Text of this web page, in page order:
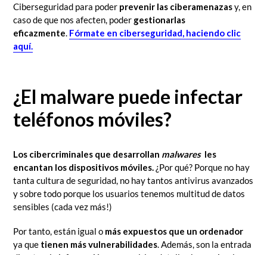
Ciberseguridad para poder prevenir las ciberamenazasy, en
caso de que nos afecten, poder gestionarlas
eficazmente. Fórmate en ciberseguridad, haciendo clic
aquí.
¿El malware puede infectar
teléfonos móviles?
Los cibercriminales que desarrollan malwaresles
encantan los dispositivos móviles. ¿Por qué? Porque no hay
tanta cultura de seguridad, no hay tantos antivirus avanzados
y sobre todo porque los usuarios tenemos multitud de datos
sensibles (cada vez más!)
Por tanto, están igual o más expuestos que un ordenador
ya que tienen más vulnerabilidades. Además, son la entrada